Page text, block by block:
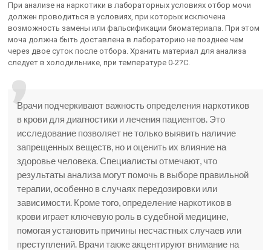
При анализе на наркотики в лабораторных условиях отбор мочи
должен проводиться в условиях, при которых исключена
возможность замены или фальсификации биоматериала. При этом
моча должна быть доставлена в лабораторию не позднее чем
через двое суток после отбора. Хранить материал для анализа
следует в холодильнике, при температуре 0-2?С.
Врачи подчеркивают важность определения наркотиков
в крови для диагностики и лечения пациентов. Это
исследование позволяет не только выявить наличие
запрещенных веществ, но и оценить их влияние на
здоровье человека. Специалисты отмечают, что
результаты анализа могут помочь в выборе правильной
терапии, особенно в случаях передозировки или
зависимости. Кроме того, определение наркотиков в
крови играет ключевую роль в судебной медицине,
помогая установить причины несчастных случаев или
преступлений. Врачи также акцентируют внимание на